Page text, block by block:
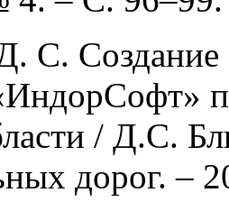
С.
/ Д.С.
дорог. –